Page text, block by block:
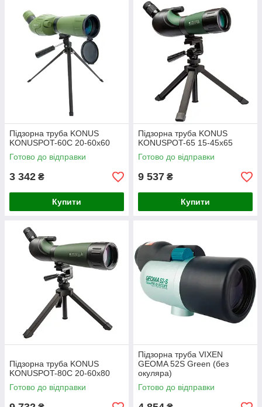
Підзорна труба KONUS
KONUSPOT-60C 20-60x60
Готово до відправки
3 342 ₴
Купити
Підзорна труба KONUS
KONUSPOT-65 15-45x65
Готово до відправки
9 537 ₴
Купити
Підзорна труба KONUS
KONUSPOT-80C 20-60x80
Готово до відправки
Підзорна труба VIXEN
GEOMA 52S Green (без
окуляра)
Готово до відправки